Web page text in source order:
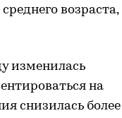
возраста,
изменилась
на
снизилась более